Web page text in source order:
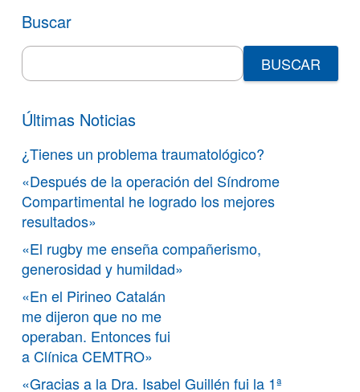
Buscar
Search
for:
Últimas Noticias
¿Tienes un problema traumatológico?
«Después de la operación del Síndrome
Compartimental he logrado los mejores
resultados»
«El rugby me enseña compañerismo,
generosidad y humildad»
«En el Pirineo Catalán
me dijeron que no me
operaban. Entonces fui
a Clínica CEMTRO»
«Gracias a la Dra. Isabel Guillén fui la 1ª